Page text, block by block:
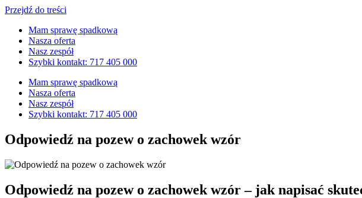
Przejdź do treści
Mam sprawę spadkową
Nasza oferta
Nasz zespół
Szybki kontakt: 717 405 000
Mam sprawę spadkową
Nasza oferta
Nasz zespół
Szybki kontakt: 717 405 000
Odpowiedź na pozew o zachowek wzór
Odpowiedź na pozew o zachowek wzór – jak napisać